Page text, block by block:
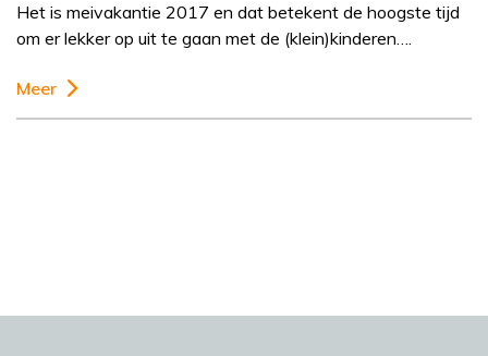
Het is meivakantie 2017 en dat betekent de hoogste tijd
om er lekker op uit te gaan met de (klein)kinderen….
Meer